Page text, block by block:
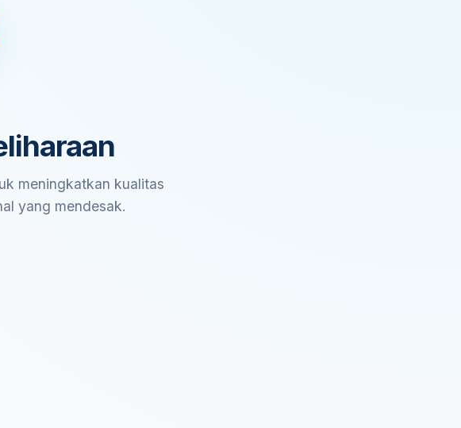
meningkatkan kualitas
yang mendesak.